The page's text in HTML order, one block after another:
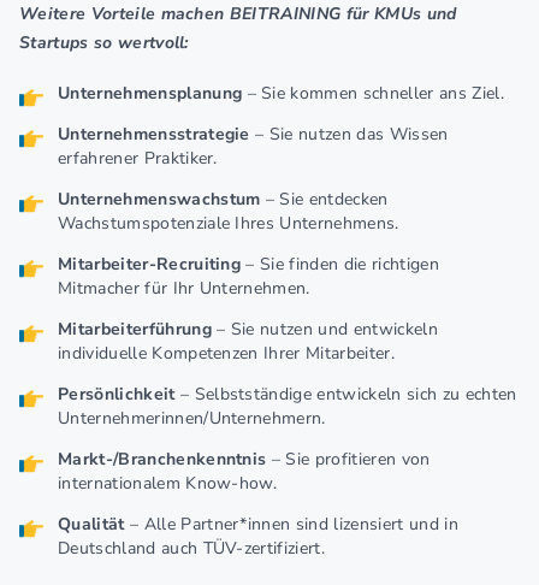
Weitere Vorteile machen BEITRAINING für KMUs und
Startups so wertvoll:
Unternehmensplanung – Sie kommen schneller ans Ziel.
Unternehmensstrategie – Sie nutzen das Wissen
erfahrener Praktiker.
Unternehmenswachstum – Sie entdecken
Wachstumspotenziale Ihres Unternehmens.
Mitarbeiter-Recruiting – Sie finden die richtigen
Mitmacher für Ihr Unternehmen.
Mitarbeiterführung– Sie nutzen und entwickeln
individuelle Kompetenzen Ihrer Mitarbeiter.
Persönlichkeit– Selbstständige entwickeln sich zu echten
Unternehmerinnen/Unternehmern.
Markt-/Branchenkenntnis – Sie profitieren von
internationalem Know-how.
Qualität – Alle Partner*innen sind lizensiert und in
Deutschland auch TÜV-zertifiziert.